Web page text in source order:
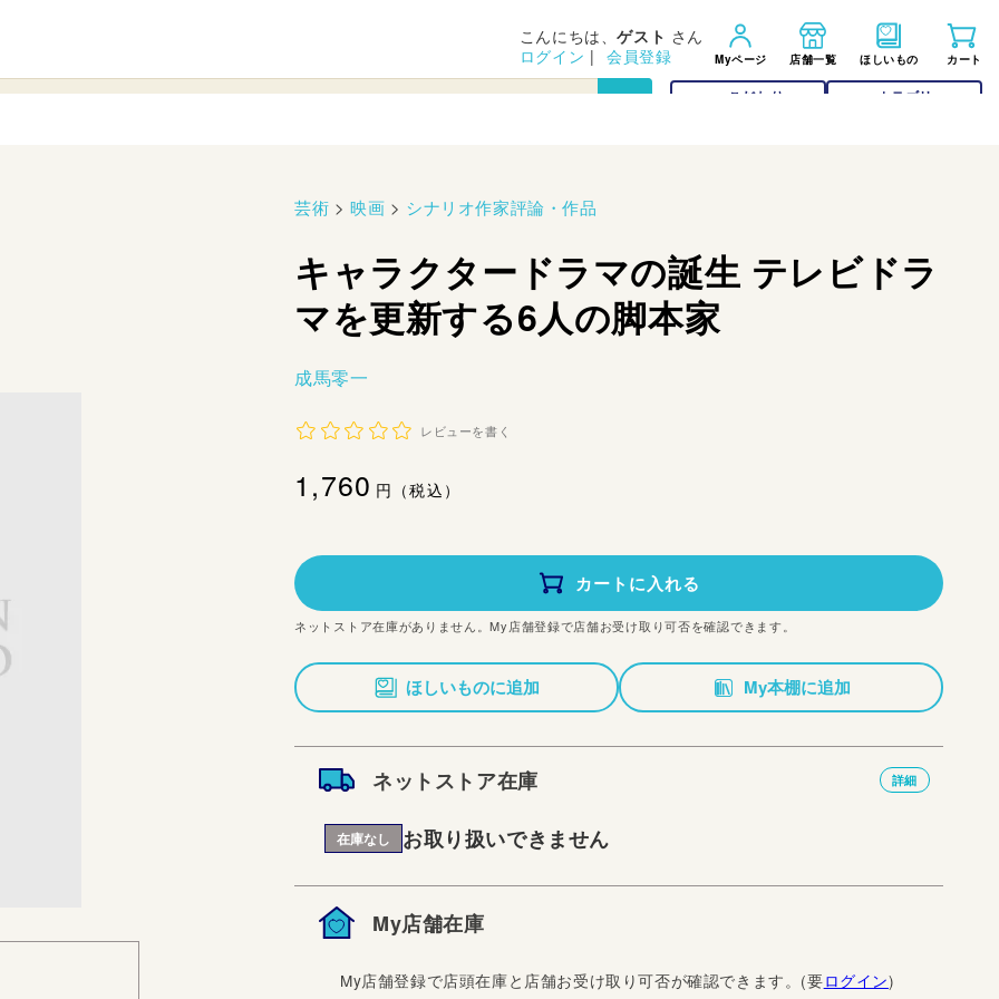
こだわり カテゴリー
こんにちは、ゲスト さん
ログイン | 会員登録 Myページ 店舗一覧 ほしいもの カート
芸術 >映画 > シナリオ作家評論・作品
キャラクタードラマの誕生 テレビドラ
マを更新する6人の脚本家
成馬零一
レビューを書く
通
価
格
1,760円（税込）
カートに入れる
ネットストア在庫がありません。My店舗登録で店舗お受け取り可否を確認できます。
ほしいものに追加 My本棚に追加
ネットストア在庫 詳細
在庫なし お取り扱いできません
My店舗在庫
My店舗登録で店頭在庫と店舗お受け取り可否が確認できます。(要ログイン)